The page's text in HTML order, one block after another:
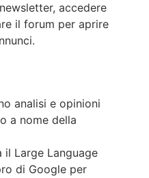
accedere
il forum per aprire
analisi e opinioni
a nome della
Large Language
di Google per